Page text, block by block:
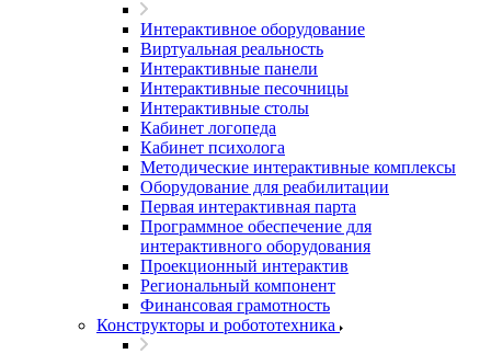
Интерактивное оборудование
Виртуальная реальность
Интерактивные панели
Интерактивные песочницы
Интерактивные столы
Кабинет логопеда
Кабинет психолога
Методические интерактивные комплексы
Оборудование для реабилитации
Первая интерактивная парта
Программное обеспечение для
интерактивного оборудования
Проекционный интерактив
Региональный компонент
Финансовая грамотность
Конструкторы и робототехника